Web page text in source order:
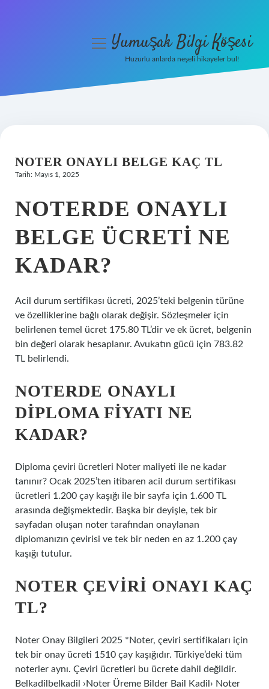
Hakkımızda
menüyüYumuşak Bilgi Köşesi
Huzurlu anlarda neşeli hikayeler bul!
NOTER ONAYLI BELGE KAÇ TL
Tarih: Mayıs 1, 2025
NOTERDE ONAYLI
BELGE ÜCRETI NE
KADAR?
Acil durum sertifikası ücreti, 2025’teki belgenin türüne
ve özelliklerine bağlı olarak değişir. Sözleşmeler için
belirlenen temel ücret 175.80 TL’dir ve ek ücret, belgenin
bin değeri olarak hesaplanır. Avukatın gücü için 783.82
TL belirlendi.
NOTERDE ONAYLI
DIPLOMA FIYATI NE
KADAR?
Diploma çeviri ücretleri Noter maliyeti ile ne kadar
tanınır? Ocak 2025’ten itibaren acil durum sertifikası
ücretleri 1.200 çay kaşığı ile bir sayfa için 1.600 TL
arasında değişmektedir. Başka bir deyişle, tek bir
sayfadan oluşan noter tarafından onaylanan
diplomanızın çevirisi ve tek bir neden en az 1.200 çay
kaşığı tutulur.
NOTER ÇEVIRI ONAYI KAÇ
TL?
Noter Onay Bilgileri 2025 *Noter, çeviri sertifikaları için
tek bir onay ücreti 1510 çay kaşığıdır. Türkiye’deki tüm
noterler aynı. Çeviri ücretleri bu ücrete dahil değildir.
Belkadilbelkadil ›Noter Üreme Bilder Bail Kadil› Noter